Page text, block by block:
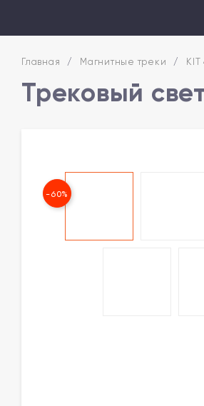
Главная / Магнитные треки /
Трековый
-60%